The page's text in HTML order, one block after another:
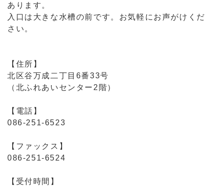
あります。
入口は大きな水槽の前です。お気軽にお声がけくだ
さい。
【住所】
北区谷万成二丁目6番33号
（北ふれあいセンター2階）
【電話】
086-251-6523
【ファックス】
086-251-6524
【受付時間】